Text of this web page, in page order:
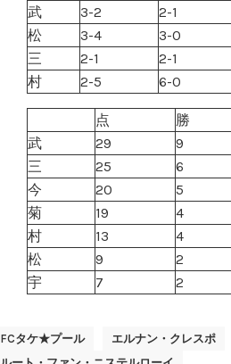
武
3-2 2-1
松
3-4 3-0
三
2-1 2-1
村
2-5 6-0
点 勝
武
29 9
三
25 6
今
20 5
菊
19 4
村
13 4
松
9 2
宇
7 2
FCタケ★プール エルナン・クレスポ